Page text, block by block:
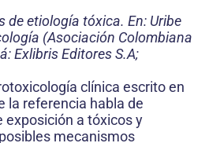
de etiología tóxica. En: Uribe
(Asociación Colombiana
Exlibris Editores S.A;
clínica escrito en
la referencia habla de
exposición a tóxicos y
mecanismos